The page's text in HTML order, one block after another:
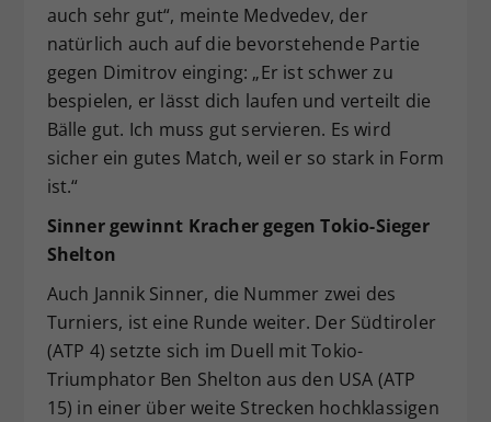
auch sehr gut“, meinte Medvedev, der
natürlich auch auf die bevorstehende Partie
gegen Dimitrov einging: „Er ist schwer zu
bespielen, er lässt dich laufen und verteilt die
Bälle gut. Ich muss gut servieren. Es wird
sicher ein gutes Match, weil er so stark in Form
ist.“
Sinner gewinnt Kracher gegen Tokio-Sieger
Shelton
Auch Jannik Sinner, die Nummer zwei des
Turniers, ist eine Runde weiter. Der Südtiroler
(ATP 4) setzte sich im Duell mit Tokio-
Triumphator Ben Shelton aus den USA (ATP
15) in einer über weite Strecken hochklassigen